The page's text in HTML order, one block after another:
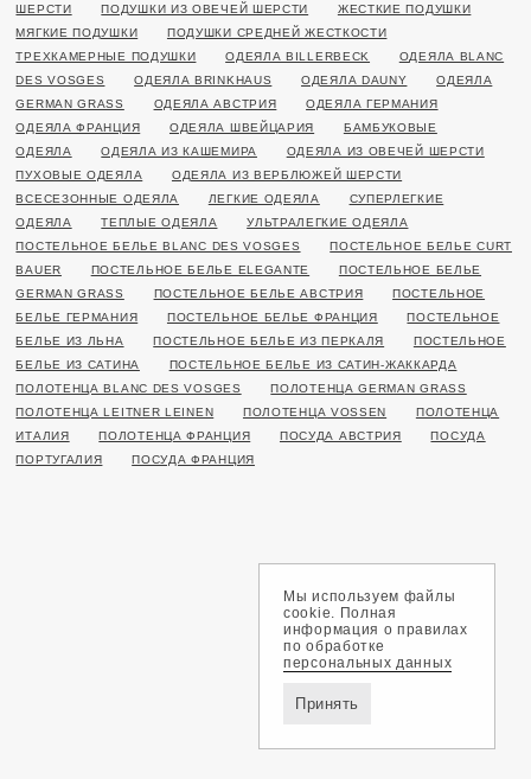
ШЕРСТИ
ПОДУШКИ ИЗ ОВЕЧЕЙ ШЕРСТИ
ЖЕСТКИЕ ПОДУШКИ
МЯГКИЕ ПОДУШКИ
ПОДУШКИ СРЕДНЕЙ ЖЕСТКОСТИ
ТРЕХКАМЕРНЫЕ ПОДУШКИ
ОДЕЯЛА BILLERBECK
ОДЕЯЛА BLANC
DES VOSGES
ОДЕЯЛА BRINKHAUS ОДЕЯЛА DAUNY
ОДЕЯЛА
GERMAN GRASS
ОДЕЯЛА АВСТРИЯ
ОДЕЯЛА ГЕРМАНИЯ
ОДЕЯЛА ФРАНЦИЯ
ОДЕЯЛА ШВЕЙЦАРИЯ
БАМБУКОВЫЕ
ОДЕЯЛА
ОДЕЯЛА ИЗ КАШЕМИРА
ОДЕЯЛА ИЗ ОВЕЧЕЙ ШЕРСТИ
ПУХОВЫЕ ОДЕЯЛА
ОДЕЯЛА ИЗ ВЕРБЛЮЖЕЙ ШЕРСТИ
ВСЕСЕЗОННЫЕ ОДЕЯЛА
ЛЕГКИЕ ОДЕЯЛА
СУПЕРЛЕГКИЕ
ОДЕЯЛА
ТЕПЛЫЕ ОДЕЯЛА
УЛЬТРАЛЕГКИЕ ОДЕЯЛА
ПОСТЕЛЬНОЕ БЕЛЬЕ BLANC DES VOSGES
ПОСТЕЛЬНОЕ БЕЛЬЕ CURT
BAUER
ПОСТЕЛЬНОЕ БЕЛЬЕ ELEGANTE
ПОСТЕЛЬНОЕ БЕЛЬЕ
GERMAN GRASS
ПОСТЕЛЬНОЕ БЕЛЬЕ АВСТРИЯ
ПОСТЕЛЬНОЕ
БЕЛЬЕ ГЕРМАНИЯ
ПОСТЕЛЬНОЕ БЕЛЬЕ ФРАНЦИЯ
ПОСТЕЛЬНОЕ
БЕЛЬЕ ИЗ ЛЬНА
ПОСТЕЛЬНОЕ БЕЛЬЕ ИЗ ПЕРКАЛЯ
ПОСТЕЛЬНОЕ
БЕЛЬЕ ИЗ САТИНА
ПОСТЕЛЬНОЕ БЕЛЬЕ ИЗ САТИН-ЖАККАРДА
ПОЛОТЕНЦА BLANC DES VOSGES
ПОЛОТЕНЦА GERMAN GRASS
ПОЛОТЕНЦА LEITNER LEINEN
ПОЛОТЕНЦА VOSSEN
ПОЛОТЕНЦА
ИТАЛИЯ
ПОЛОТЕНЦА ФРАНЦИЯ ПОСУДА АВСТРИЯ
ПОСУДА
ПОРТУГАЛИЯ
ПОСУДА ФРАНЦИЯ
Мы используем файлы
cookie. Полная
информация о правилах
по обработке
персональных данных
Принять